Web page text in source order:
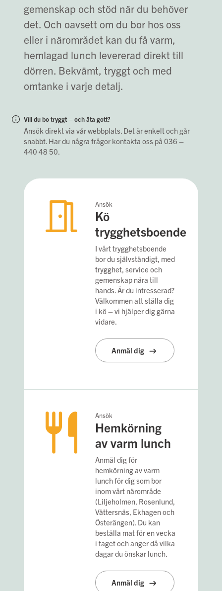
gemenskap och stöd när du behöver
det. Och oavsett om du bor hos oss
eller i närområdet kan du få varm,
hemlagad lunch levererad direkt till
dörren. Bekvämt, tryggt och med
omtanke i varje detalj.
Vill du bo tryggt – och äta gott?
Ansök direkt via vår webbplats. Det är enkelt och går
snabbt. Har du några frågor kontakta oss på 036 –
440 48 50.
Ansök
Kö
trygghetsboende
I vårt trygghetsboende
bor du självständigt, med
trygghet, service och
gemenskap nära till
hands. Är du intresserad?
Välkommen att ställa dig
i kö – vi hjälper dig gärna
vidare.
Anmäl dig
Ansök
Hemkörning
av varm lunch
Anmäl dig för
hemkörning av varm
lunch för dig som bor
inom vårt närområde
(Liljeholmen, Rosenlund,
Vättersnäs, Ekhagen och
Österängen). Du kan
beställa mat för en vecka
i taget och anger då vilka
dagar du önskar lunch.
Anmäl dig